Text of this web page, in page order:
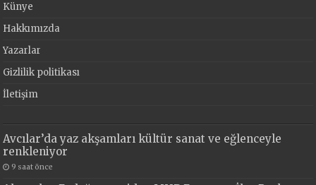
Künye
Hakkımızda
Yazarlar
Gizlilik politikası
İletişim
Avcılar’da yaz akşamları kültür sanat ve eğlenceyle
renkleniyor
9 saat önce